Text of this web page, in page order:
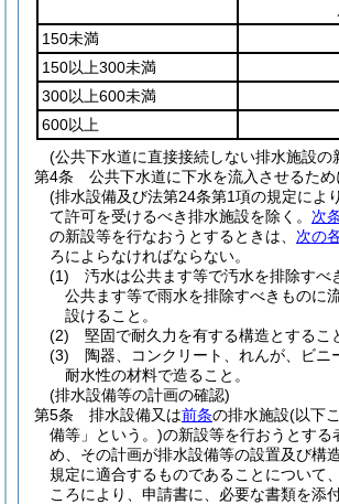
150未満
150以上300未満
300以上600未満
600以上
(公共下水道に直接接続しない排水施設の
第4条
公共下水道に下水を流入させるた
(排水設備及び法第24条第1項の規定によ
て許可を受けるべき排水施設を除く。 次
の新設等を行なおうとするときは、 次の
ろによらなければならない。
(1)
汚水は公共ます等で汚水を排除すべ
公共ます等で雨水を排除すべきものに
設けること。
(2)
堅固で耐久力を有する構造とするこ
(3)
陶器、コンクリート、れんが、ビニ
耐水性の材料で造ること。
(排水設備等の計画の確認)
第5条
排水設備又は前条の排水施設(以下
備等」という。)の新設等を行おうとする
め、その計画が排水設備等の設置及び構
規定に適合するものであることについて
ころにより、申請書に、必要な書類を添